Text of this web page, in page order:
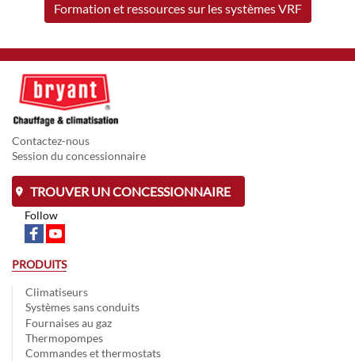
Formation et ressources sur les systèmes VRF
Contactez-nous
Session du concessionnaire
TROUVER UN CONCESSIONNAIRE
Follow
PRODUITS
Climatiseurs
Systèmes sans conduits
Fournaises au gaz
Thermopompes
Commandes et thermostats